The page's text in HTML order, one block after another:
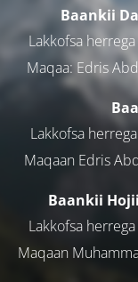
Baankii
Lakkofsa
Maqaa: Edris
Lakkofsa
Maqaan Edris
Baankii
Lakkofsa
Maqaan